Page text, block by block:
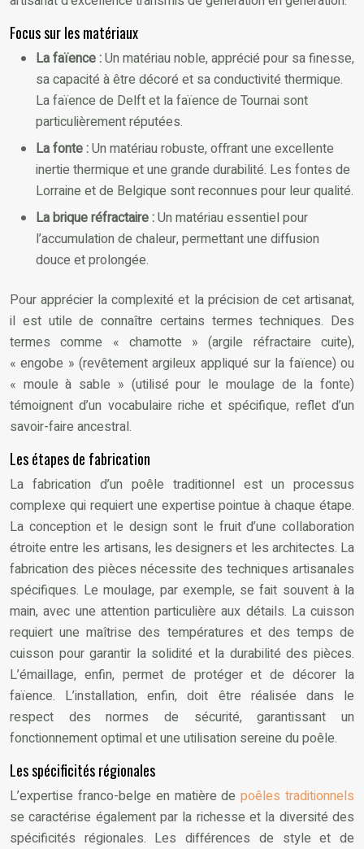
Focus sur les matériaux
La faïence :Un matériau noble, apprécié pour sa finesse,
sa capacité à être décoré et sa conductivité thermique.
La faïence de Delft et la faïence de Tournai sont
particulièrement réputées.
La fonte :Un matériau robuste, offrant une excellente
inertie thermique et une grande durabilité. Les fontes de
Lorraine et de Belgique sont reconnues pour leur qualité.
La brique réfractaire :Un matériau essentiel pour
l’accumulation de chaleur, permettant une diffusion
douce et prolongée.
Pour apprécier la complexité et la précision de cet artisanat,
il est utile de connaître certains termes techniques. Des
termes comme « chamotte » (argile réfractaire cuite),
« engobe » (revêtement argileux appliqué sur la faïence) ou
« moule à sable » (utilisé pour le moulage de la fonte)
témoignent d’un vocabulaire riche et spécifique, reflet d’un
savoir-faire ancestral.
Les étapes de fabrication
La fabrication d’un poêle traditionnel est un processus
complexe qui requiert une expertise pointue à chaque étape.
La conception et le design sont le fruit d’une collaboration
étroite entre les artisans, les designers et les architectes. La
fabrication des pièces nécessite des techniques artisanales
spécifiques. Le moulage, par exemple, se fait souvent à la
main, avec une attention particulière aux détails. La cuisson
requiert une maîtrise des températures et des temps de
cuisson pour garantir la solidité et la durabilité des pièces.
L’émaillage, enfin, permet de protéger et de décorer la
faïence. L’installation, enfin, doit être réalisée dans le
respect des normes de sécurité, garantissant un
fonctionnement optimal et une utilisation sereine du poêle.
Les spécificités régionales
L’expertise franco-belge en matière depoêles traditionnels
se caractérise également par la richesse et la diversité des
spécificités régionales. Les différences de style et de